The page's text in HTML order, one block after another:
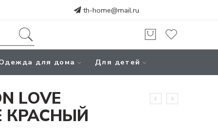
th-home@mail.ru
для дома Для детей
LOVE
КРАСНЫЙ